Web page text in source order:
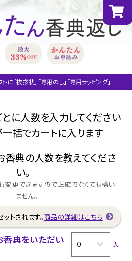
「挨拶状」「専用のし」「専用ラッピング」
に人数を入力してください
括でカートに入ります
香典の人数を教えてくださ
い。
更できますので正確でなくても構い
ません。
ットされます。商品の詳細はこちら
典をいただい
人